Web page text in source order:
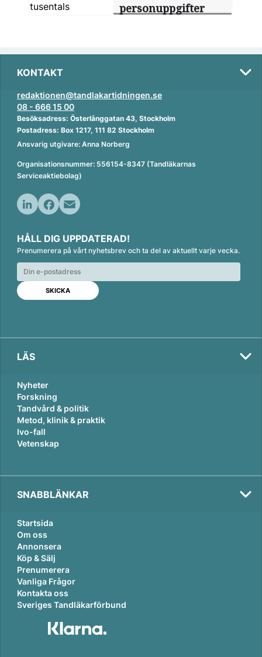
personuppgifter
KONTAKT
redaktionen@tandlakartidningen.se
08 - 666 15 00
Besöksadress: Österlånggatan 43, Stockholm
Postadress: Box 1217, 111 82 Stockholm
Ansvarig utgivare: Anna Norberg
Organisationsnummer: 556154-8347 (Tandläkarnas
Serviceaktiebolag)
n
k
e
d
n
c
e
b
o
o
k
a
i
l
HÅLL DIG UPPDATERAD!
Prenumerera på vårt nyhetsbrev och ta del av aktuellt varje vecka.
LÄS
Nyheter
Forskning
Tandvård & politik
Metod, klinik & praktik
Ivo-fall
Vetenskap
SNABBLÄNKAR
Startsida
Om oss
Annonsera
Köp & Sälj
Prenumerera
Vanliga Frågor
Kontakta oss
Sveriges Tandläkarförbund